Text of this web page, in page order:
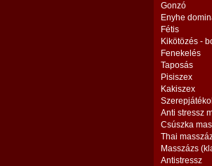
Gonzó
Enyhe
Fétis
Kikötözés -
Fenekelés
Taposás
Pisiszex
Kakiszex
Anti stressz
Csúszka
Thai
Masszázs
Antistressz